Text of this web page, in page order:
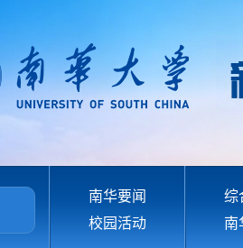
南华要闻 综
校园活动
南